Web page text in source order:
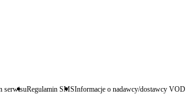
serwisuRegulamin SMSInformacje o nadawcy/dostawcy VOD